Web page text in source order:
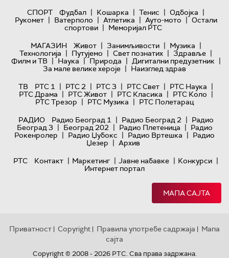
СПОРТ
Фудбал | Кошарка | Тенис | Одбојка |
Рукомет | Ватерполо | Атлетика | Ауто-мото | Остали
спортови | Меморијал РТС
МАГАЗИН
Живот | Занимљивости | Музика |
Технологијa | Путујемо | Свет познатих | Здравље |
Филм и ТВ | Наука | Природа | Дигитални предузетник |
За мале велике хероје | Наизглед здрав
ТВ
РТС 1 | РТС 2 | РТС 3 | РТС Свет | РТС Наука |
РТС Драма | РТС Живот | РТС Класика | РТС Коло |
РТС Трезор | РТС Музика | РТС Полетарац
РАДИО
Радио Београд 1 | Радио Београд 2 | Радио
Београд 3 | Београд 202 | Радио Плетеница | Радио
Рокенролер | Радио Џубокс | Радио Вртешка | Радио
Џезер | Архив
РТС
Контакт | Маркетинг | Јавне набавке | Конкурси |
Интернет портал
МАПА САЈТА
Приватност | Copyright | Правила употребе садржаја | Мапа
сајта
Copyright © 2008 - 2026 РТС. Сва права задржана.